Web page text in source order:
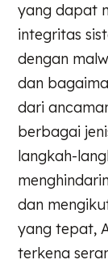
yang dapat
integritas
dengan
dan
dari
berbagai
langkah-
dan
yang tepat,
terkena